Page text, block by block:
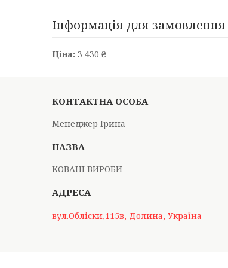
Інформація для замовлення
Ціна: 3 430 ₴
Менеджер Ірина
КОВАНІ ВИРОБИ
вул.Обліски,115в, Долина, Україна